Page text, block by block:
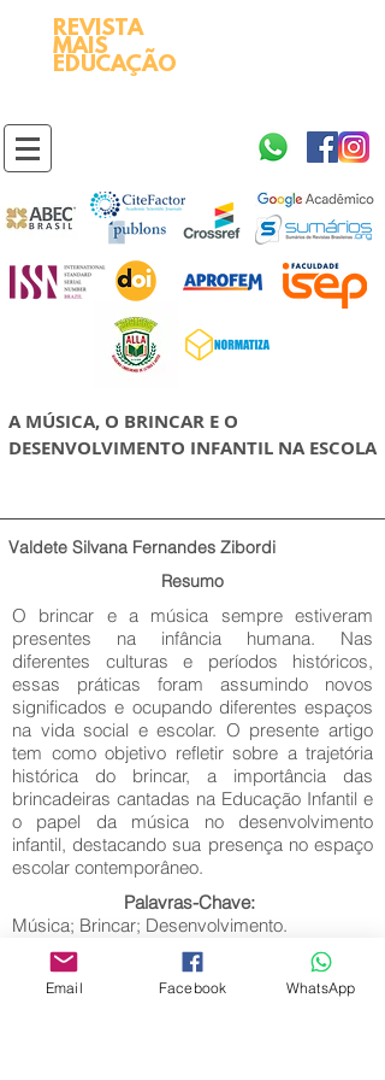
REVISTA
MAIS
EDUCAÇÃO
A MÚSICA, O BRINCAR E O
DESENVOLVIMENTO INFANTIL NA ESCOLA
Valdete Silvana Fernandes Zibordi
Resumo
O brincar e a música sempre estiveram
presentes na infância humana. Nas
diferentes culturas e períodos históricos,
essas práticas foram assumindo novos
significados e ocupando diferentes espaços
na vida social e escolar. O presente artigo
tem como objetivo refletir sobre a trajetória
histórica do brincar, a importância das
brincadeiras cantadas na Educação Infantil e
o papel da música no desenvolvimento
infantil, destacando sua presença no espaço
escolar contemporâneo.
Palavras-Chave:
Música; Brincar; Desenvolvimento.
Email Facebook WhatsApp